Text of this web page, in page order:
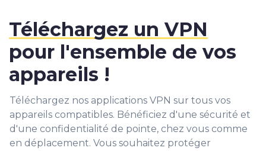
Téléchargez un VPN
pour l'ensemble de vos
appareils !
Téléchargez nos applications VPN sur tous vos
appareils compatibles. Bénéficiez d'une sécurité et
d'une confidentialité de pointe, chez vous comme
en déplacement. Vous souhaitez protéger